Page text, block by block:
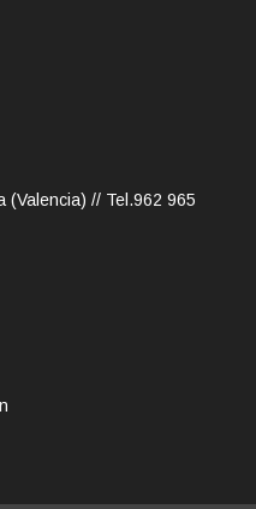
(Valencia) // Tel.962 965